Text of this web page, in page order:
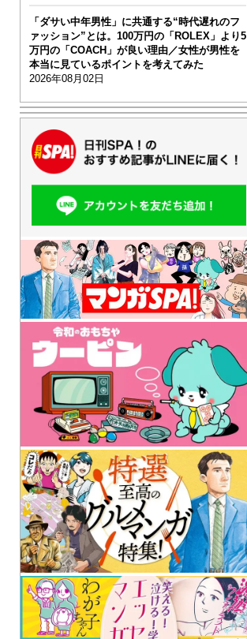
「ダサい中年男性」に共通する“時代遅れのフ
ァッション”とは。100万円の「ROLEX」より5
万円の「COACH」が良い理由／女性が男性を
本当に見ているポイントを考えてみた
2026年08月02日